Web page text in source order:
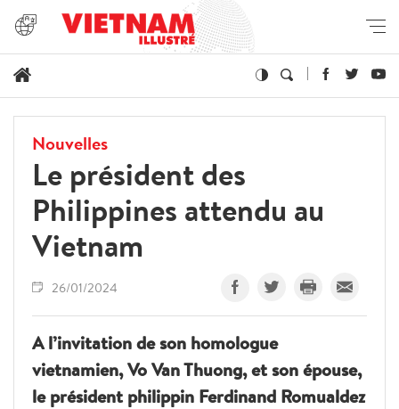
Nouvelles
Le président des
Philippines attendu au
Vietnam
26/01/2024
A l’invitation de son homologue
vietnamien, Vo Van Thuong, et son épouse,
le président philippin Ferdinand Romualdez